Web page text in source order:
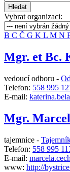
Hledat
Vybrat organizaci:
B C Č G K L M N
Mgr. et Bc.
vedoucí odboru -
Telefon: 558 995
E-mail:
Mgr.
tajemnice -
Telefon: 558 995
E-mail:
www: http://